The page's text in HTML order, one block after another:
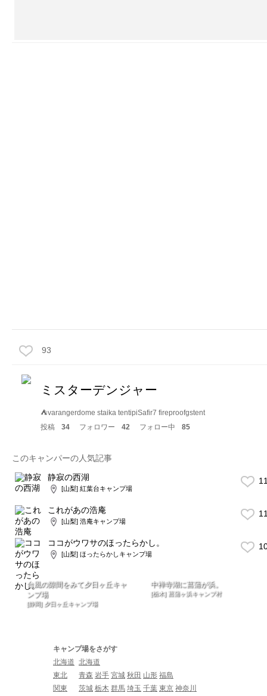
93
ミスターデンジャー
⛺️varangerdome staika tentipiSafir7 fireproofgstent
投稿
34 フォロワー 42 フォロー中 85
このキャンパーの人気記事
静寂の西湖
[山梨] 紅葉台キャンプ場
これがあの浩庵
[山梨] 浩庵キャンプ場
ココがウワサのほったらかし。
[山梨] ほったらかしキャンプ場
台風の隙間をみて夕日ヶ丘キャ
ンプ場
[静岡] 夕日ヶ丘キャンプ場
中禅寺湖に菖蒲が浜。
[栃木] 菖蒲ヶ浜キャンプ村
キャンプ場をさがす
北海道 北海道
東北
青森 岩手 宮城 秋田 山形 福島
関東
茨城 栃木 群馬 埼玉 千葉 東京 神奈川